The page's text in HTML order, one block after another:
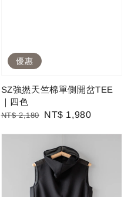
優惠
SZ強撚天竺棉單側開岔TEE
｜四色
Regular
NT$ 2,180
Sale
NT$ 1,980